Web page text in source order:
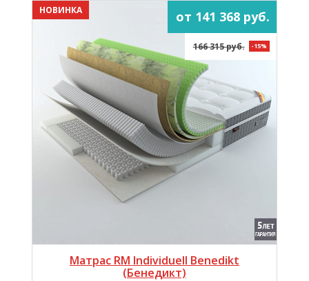
НОВИНКА от 141 368 руб.
166 315 руб. -15%
Матрас RM Individuell Benedikt
(Бенедикт)